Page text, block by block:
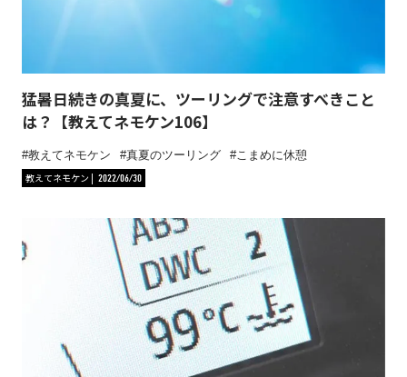
猛暑日続きの真夏に、ツーリングで注意すべきこと
は？【教えてネモケン106】
教えてネモケン 真夏のツーリング
こまめに休憩
教えてネモケン
2022/06/30